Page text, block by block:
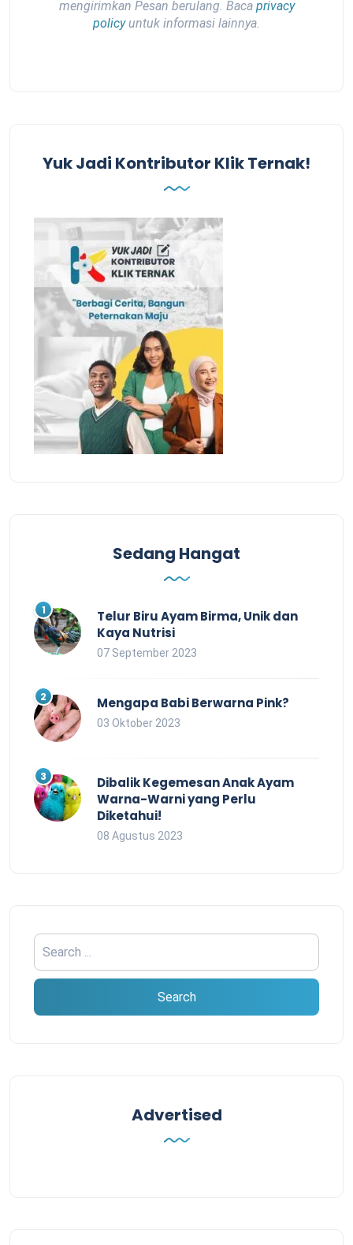
mengirimkan Pesan berulang. Baca privacy
policyuntuk informasi lainnya.
Yuk Jadi Kontributor Klik Ternak!
Sedang Hangat
Telur Biru Ayam Birma, Unik dan
Kaya Nutrisi
07 September 2023
Mengapa Babi Berwarna Pink?
03 Oktober 2023
Dibalik Kegemesan Anak Ayam
Warna-Warni yang Perlu
Diketahui!
08 Agustus 2023
Advertised